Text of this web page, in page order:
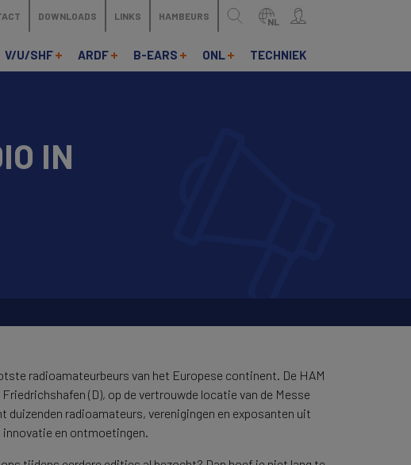
DOWNLOADS LINKS HAMBEURS NL
V/U/SHF ARDF B-EARS ONL TECHNIEK
IN
radioamateurbeurs van het Europese continent. De HAM
(D), op de vertrouwde locatie van de Messe
duizenden radioamateurs, verenigingen en exposanten uit
innovatie en ontmoetingen.